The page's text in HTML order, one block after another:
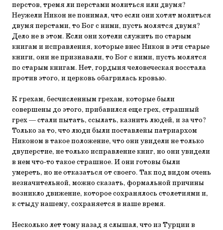
перстов, тремя ли перстами молиться или двумя?
Неужели Никон не понимал, что если они хотят молиться
двумя перстами, то Бог с ними, пусть молятся двумя?
Дело не в этом. Если они хотели служить по старым
книгам и исправления, которые внес Никон в эти старые
книги, они не признавали, то Бог с ними, пусть молятся
по старым книгам. Нет, гордыня человеческая восстала
против этого, и церковь обагрилась кровью.
К грехам, бесчисленным грехам, которые были
совершены до этого, прибавился еще грех, страшный
грех — стали пытать, ссылать, казнить людей, и за что?
Только за то, что люди были поставлены патриархом
Никоном в такое положение, что они увидели не только
двуперстие, не только исправление книг, но они увидели
в нем что-то такое страшное. И они готовы были
умереть, но не отказаться от своего. Так под видом очень
незначительной, можно сказать, формальной причины
возникло движение, которое сохранялось столетиями и,
к стыду нашему, сохраняется в наше время.
Несколько лет тому назад я слышал, что из Турции в